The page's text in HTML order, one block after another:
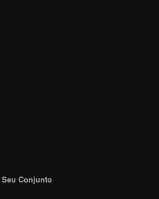
Conjunto